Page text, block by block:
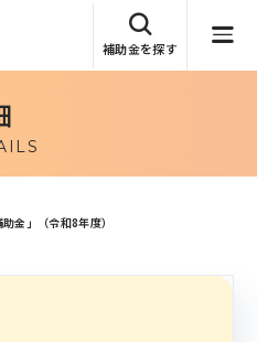
補助金を探す
金」（令和8年度）